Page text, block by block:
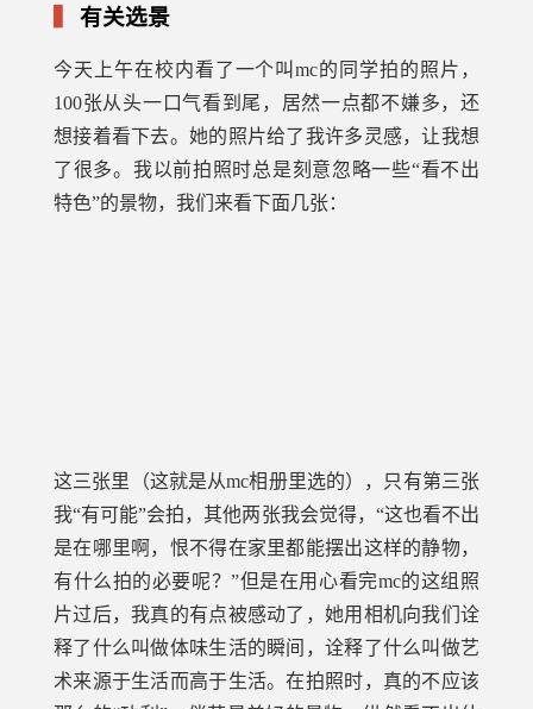
有关选景
今天上午在校内看了一个叫mc的同学拍的照片，
100张从头一口气看到尾，居然一点都不嫌多，还
想接着看下去。她的照片给了我许多灵感，让我想
了很多。我以前拍照时总是刻意忽略一些“看不出
特色”的景物，我们来看下面几张：
这三张里（这就是从mc相册里选的），只有第三张
我“有可能”会拍，其他两张我会觉得，“这也看不出
是在哪里啊，恨不得在家里都能摆出这样的静物，
有什么拍的必要呢？”但是在用心看完mc的这组照
片过后，我真的有点被感动了，她用相机向我们诠
释了什么叫做体味生活的瞬间，诠释了什么叫做艺
术来源于生活而高于生活。在拍照时，真的不应该